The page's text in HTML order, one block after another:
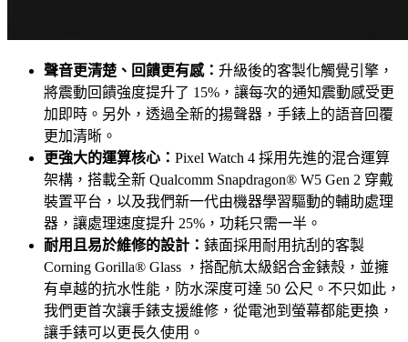
聲音更清楚、回饋更有感： 升級後的客製化觸覺引擎，
將震動回饋強度提升了 15%，讓每次的通知震動感受更
加即時。另外，透過全新的揚聲器，手錶上的語音回覆
更加清晰。
更強大的運算核心： Pixel Watch 4 採用先進的混合運算
架構，搭載全新 Qualcomm Snapdragon® W5 Gen 2 穿戴
裝置平台，以及我們新一代由機器學習驅動的輔助處理
器，讓處理速度提升 25%，功耗只需一半。
耐用且易於維修的設計： 錶面採用耐用抗刮的客製
Corning Gorilla® Glass ，搭配航太級鋁合金錶殼，並擁
有卓越的抗水性能，防水深度可達 50 公尺。不只如此，
我們更首次讓手錶支援維修，從電池到螢幕都能更換，
讓手錶可以更長久使用。